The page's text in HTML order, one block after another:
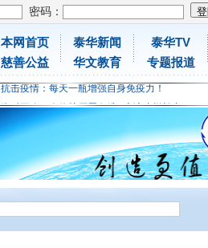
密码：
本网首页
慈善公益
泰华新闻
华文教育
泰华TV
专题报道
为时不晚，人体胶原蛋白维C应该这样补充
关爱儿童健康，免费领取日本原装尤妮佳超立体
抗击疫情：每天一瓶增强自身免疫力！
为时不晚，人体胶原蛋白维C应该这样补充
关爱儿童健康，免费领取日本原装尤妮佳超立体
抗击疫情：每天一瓶增强自身免疫力！